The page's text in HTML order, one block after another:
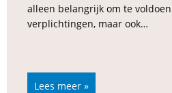
alleen belangrijk om te
verplichtingen, maar ook…
Lees meer »